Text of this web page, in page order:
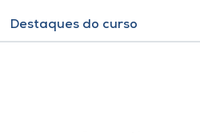
Destaques do curso